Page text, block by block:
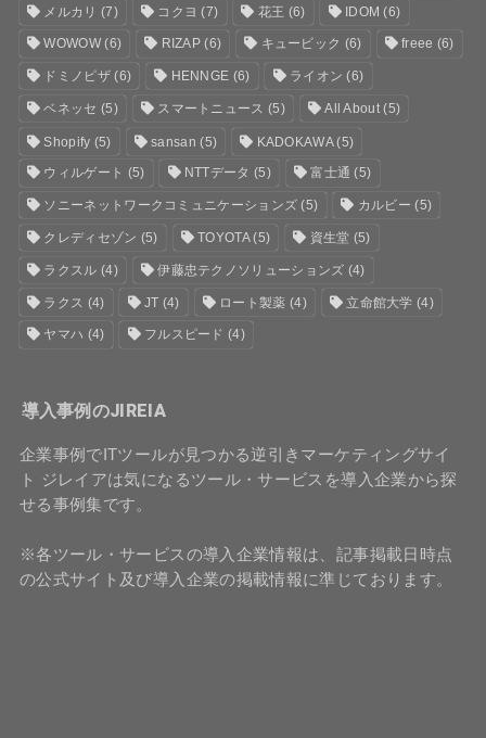
メルカリ (7) コクヨ (7) 花王 (6) IDOM (6)
WOWOW(6) RIZAP (6) キュービック (6) freee (6)
ドミノピザ(6) HENNGE (6) ライオン (6)
ベネッセ (5) スマートニュース (5) All About(5)
Shopify (5) sansan (5) KADOKAWA(5)
ウィルゲート (5) NTTデータ (5) 富士通 (5)
ソニーネットワークコミュニケーションズ (5) カルビー (5)
クレディセゾン (5) TOYOTA(5) 資生堂 (5)
ラクスル (4) 伊藤忠テクノソリューションズ (4)
ラクス (4) JT (4) ロート製薬 (4) 立命館大学 (4)
ヤマハ (4) フルスピード (4)
導入事例のJIREIA
企業事例でITツールが見つかる逆引きマーケティングサイ
ト ジレイアは気になるツール・サービスを導入企業から探
せる事例集です。
※各ツール・サービスの導入企業情報は、記事掲載日時点
の公式サイト及び導入企業の掲載情報に準じております。